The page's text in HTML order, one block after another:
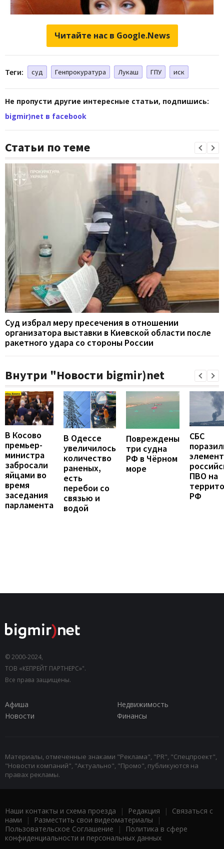
Читайте нас в Google.News
Теги: суд Генпрокуратура Лукаш ГПУ иск
Не пропусти другие интересные статьи, подпишись:
bigmir)net в facebook
Статьи по теме
Суд избрал меру пресечения в отношении
организатора выставки в Киевской области после
ракетного удара со стороны России
Внутри "Новости bigmir)net
В Косово
премьер-
министра
забросали
яйцами во
время
заседания
парламента
В Одессе
увеличилось
количество
раненых,
есть
перебои со
связью и
водой
Повреждены
три судна
РФ в Чёрном
море
СБС
ПВО на
РФ
© 2000-2024,
ТОВ «КЕПРЕЙТ ПАРТНЕРС»".
Все права защищены.
Афиша
Недвижимость
Новости
Финансы
Материалы, отмеченные знаками "Реклама", "PR", "Спецпроект",
"Новости компаний", "Актуально", "Промо", публикуются на
правах рекламы.
Наши контакты и схема проезда | Редакция | Связаться с
нами | Разместить свои видеоматериалы |
Пользовательское Соглашение |
Политика в сфере
конфиденциальности и персональных данных